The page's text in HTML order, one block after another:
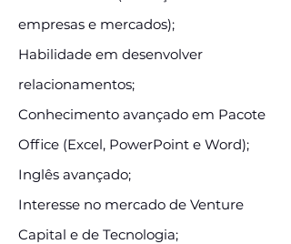
empresas e mercados);
Habilidade em desenvolver
relacionamentos;
Conhecimento avançado em Pacote
Office (Excel, PowerPoint e Word);
Inglês avançado;
Interesse no mercado de Venture
Capital e de Tecnologia;